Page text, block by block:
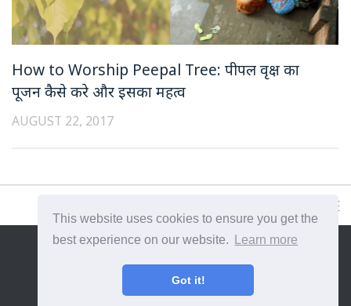
This website uses cookies to ensure you get the
best experience on our website.
Learn more
Got it!
How to Worship Peepal Tree: पीपल वृक्ष का
पूजन कैसे करे और इसका महत्व
AUGUST 22, 2017
{{site_title}} © {{year}}. All Rights Reserved.